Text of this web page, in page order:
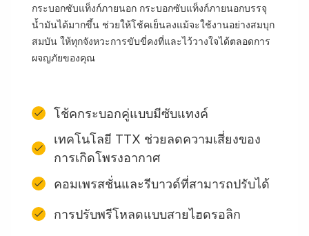
กระบอกซับแท็งก์ภายนอก กระบอกซับแท็งก์ภายนอกบรรจุ
น้ำมันได้มากขึ้น ช่วยให้โช้คเย็นลงแม้จะใช้งานอย่างสมบุก
สมบัน ให้ทุกจังหวะการขับขี่คงที่และไว้วางใจได้ตลอดการ
ผจญภัยของคุณ
โช้คกระบอกคู่แบบมีซับแทงค์
เทคโนโลยี TTX ช่วยลดความเสี่ยงของ
การเกิดโพรงอากาศ
คอมเพรสชั่นและรีบาวด์ที่สามารถปรับได้
การปรับพรีโหลดแบบสายไฮดรอลิก